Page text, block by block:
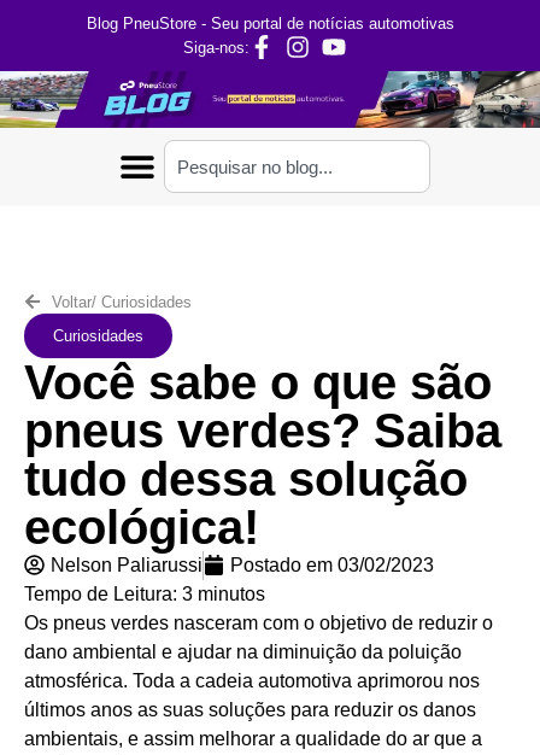
Blog PneuStore - Seu portal de notícias automotivas
Siga-nos:
Voltar/ Curiosidades
Curiosidades
Você sabe o que são
pneus verdes? Saiba
tudo dessa solução
ecológica!
Nelson Paliarussi Postado em 03/02/2023
Tempo de Leitura: 3 minutos
Os pneus verdes nasceram com o objetivo de reduzir o
dano ambiental e ajudar na diminuição da poluição
atmosférica. Toda a cadeia automotiva aprimorou nos
últimos anos as suas soluções para reduzir os danos
ambientais, e assim melhorar a qualidade do ar que a